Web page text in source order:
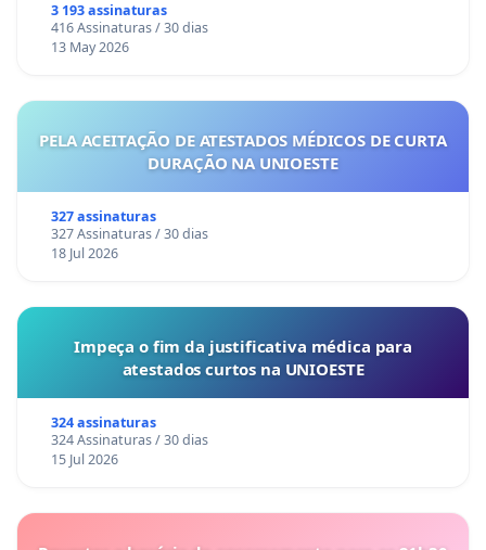
3 193 assinaturas
416 Assinaturas / 30 dias
13 May 2026
PELA ACEITAÇÃO DE ATESTADOS MÉDICOS DE CURTA
DURAÇÃO NA UNIOESTE
327 assinaturas
327 Assinaturas / 30 dias
18 Jul 2026
Impeça o fim da justificativa médica para
atestados curtos na UNIOESTE
324 assinaturas
324 Assinaturas / 30 dias
15 Jul 2026